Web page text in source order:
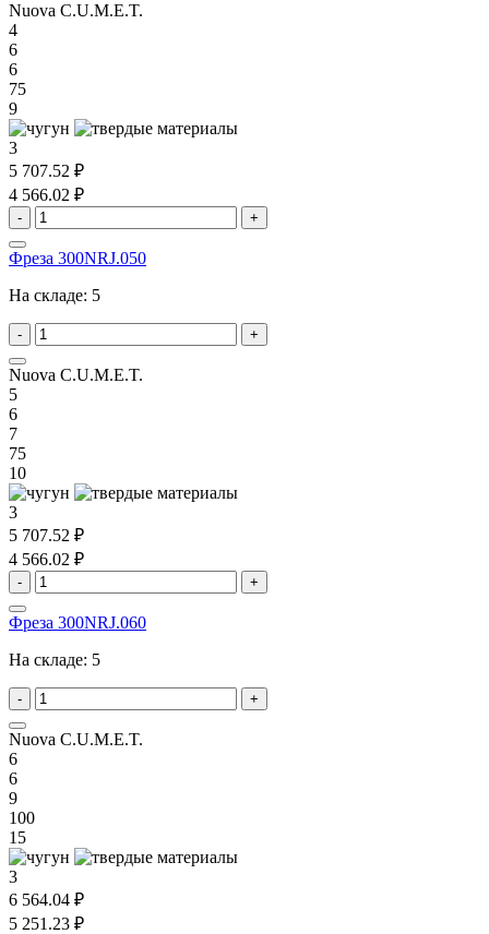
Nuova C.U.M.E.T.
4
6
6
75
9
3
5 707.52 ₽
4 566.02 ₽
- +
Фреза 300NRJ.050
На складе: 5
- +
Nuova C.U.M.E.T.
5
6
7
75
10
3
5 707.52 ₽
4 566.02 ₽
- +
Фреза 300NRJ.060
На складе: 5
- +
Nuova C.U.M.E.T.
6
6
9
100
15
3
6 564.04 ₽
5 251.23 ₽